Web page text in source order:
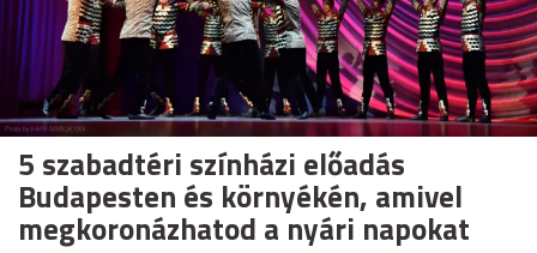
5 szabadtéri színházi előadás
Budapesten és környékén, amivel
megkoronázhatod a nyári napokat